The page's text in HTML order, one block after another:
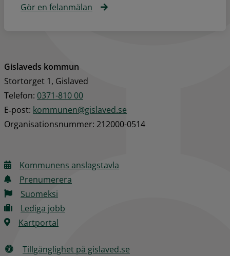
Gör en felanmälan
Gislaveds kommun
Stortorget 1, Gislaved
Telefon: 0371-810 00
E‑post: kommunen@gislaved.se
Organisationsnummer: 212000-0514
Kommunens anslagstavla
Prenumerera
Suomeksi
Lediga jobb
Kartportal
Tillgänglighet på gislaved.se